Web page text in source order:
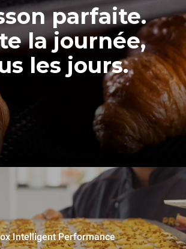
parfaite.
la journée,
les jours.
Intelligent Performance